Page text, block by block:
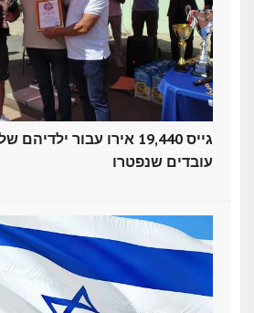
עובדים שנפטרו